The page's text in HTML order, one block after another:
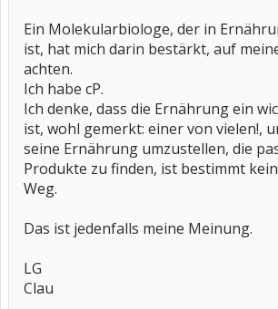
Ein Molekularbiologe, der in
ist, hat mich darin bestärkt, auf
achten.
Ich habe cP.
Ich denke, dass die Ernährung ein
ist, wohl gemerkt: einer von vielen!,
seine Ernährung umzustellen, die
Produkte zu finden, ist bestimmt
Weg.
Das ist jedenfalls meine Meinung.
LG
Clau